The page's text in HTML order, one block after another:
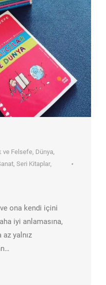
ve Felsefe, Dünya,
, Seri Kitaplar,
ona kendi içini
iyi anlamasına,
yalnız